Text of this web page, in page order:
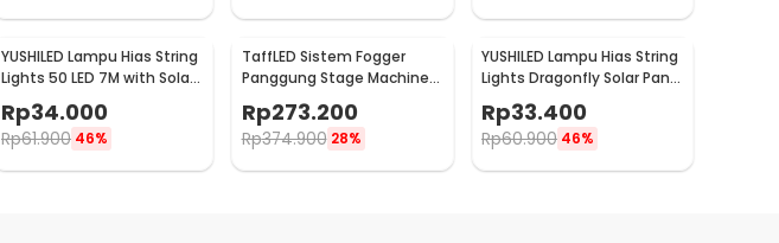
YUSHILED Lampu Hias String
Lights 50 LED 7M with Solar
Panel - M072
Rp34.000
Rp61.900 46%
TaffLED Sistem Fogger
Panggung Stage Machine
Ejector with RGB LED - KY-
LED500
Rp273.200
Rp374.900 28%
YUSHILED Lampu Hias String
Lights Dragonfly Solar Panel
IP65 8 Modes 20 LED - M088
Rp33.400
Rp60.900 46%